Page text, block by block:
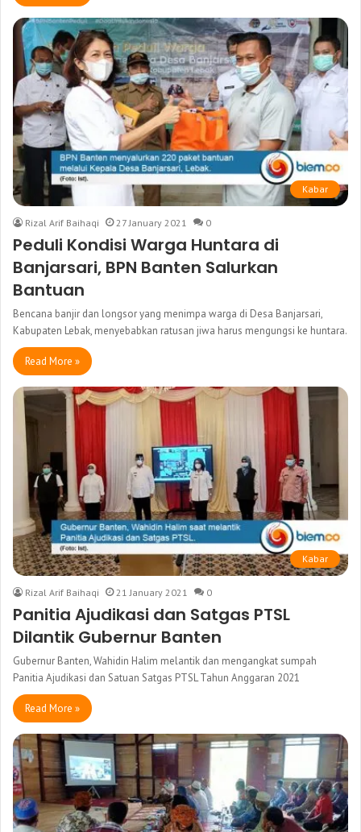
Kabar
Rizal Arif Baihaqi 27 January 2021 0
Peduli Kondisi Warga Huntara di
Banjarsari, BPN Banten Salurkan
Bantuan
Bencana banjir dan longsor yang menimpa warga di Desa Banjarsari,
Kabupaten Lebak, menyebabkan ratusan jiwa harus mengungsi ke huntara.
Read More »
Kabar
Rizal Arif Baihaqi 21 January 2021 0
Panitia Ajudikasi dan Satgas PTSL
Dilantik Gubernur Banten
Gubernur Banten, Wahidin Halim melantik dan mengangkat sumpah
Panitia Ajudikasi dan Satuan Satgas PTSL Tahun Anggaran 2021
Read More »